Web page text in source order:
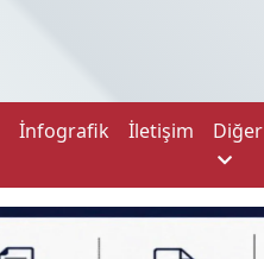
İnfografik İletişim Diğer